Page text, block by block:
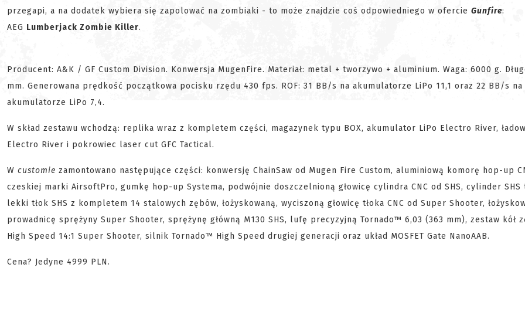
przegapi, a na dodatek wybiera się zapolować na zombiaki - to może znajdzie coś odpowiedniego w ofercie Gunfire:
AEG Lumberjack Zombie Killer.
Producent: A&K / GF Custom Division. Konwersja MugenFire. Materiał: metal + tworzywo + aluminium. Waga: 6000 g.
mm. Generowana prędkość początkowa pocisku rzędu 430 fps. ROF: 31 BB/s na akumulatorze LiPo 11,1 oraz 22 BB/s na
akumulatorze LiPo 7,4.
W skład zestawu wchodzą: replika wraz z kompletem części, magazynek typu BOX, akumulator LiPo Electro River,
Electro River i pokrowiec laser cut GFC Tactical.
W customie zamontowano następujące części: konwersję ChainSaw od Mugen Fire Custom, aluminiową komorę hop-up
czeskiej marki AirsoftPro, gumkę hop-up Systema, podwójnie doszczelnioną głowicę cylindra CNC od SHS, cylinder SHS
lekki tłok SHS z kompletem 14 stalowych zębów, łożyskowaną, wyciszoną głowicę tłoka CNC od Super Shooter,
prowadnicę sprężyny Super Shooter, sprężynę główną M130 SHS, lufę precyzyjną Tornado™ 6,03 (363 mm), zestaw kół
High Speed 14:1 Super Shooter, silnik Tornado™ High Speed drugiej generacji oraz układ MOSFET Gate NanoAAB.
Cena? Jedyne 4999 PLN.